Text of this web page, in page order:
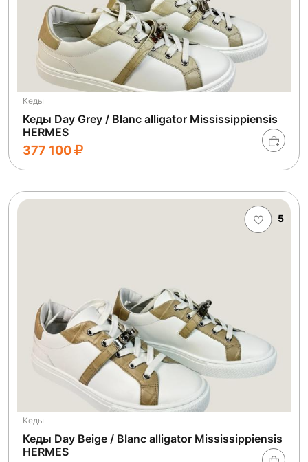
Кеды
Кеды Day Grey / Blanc alligator Mississippiensis
HERMES
377 100
5
Кеды
Кеды Day Beige / Blanc alligator Mississippiensis
HERMES